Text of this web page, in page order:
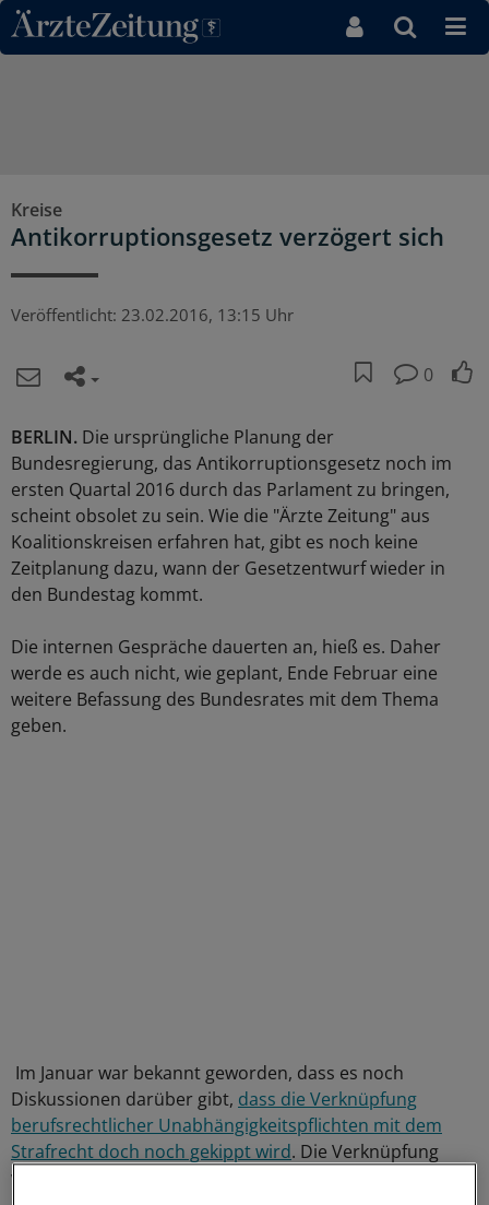
Direkt zum Inhaltsbereich
Kreise
Antikorruptionsgesetz verzögert sich
Veröffentlicht: 23.02.2016, 13:15 Uhr
0
BERLIN. Die ursprüngliche Planung der
Bundesregierung, das Antikorruptionsgesetz noch im
ersten Quartal 2016 durch das Parlament zu bringen,
scheint obsolet zu sein. Wie die "Ärzte Zeitung" aus
Koalitionskreisen erfahren hat, gibt es noch keine
Zeitplanung dazu, wann der Gesetzentwurf wieder in
den Bundestag kommt.
Die internen Gespräche dauerten an, hieß es. Daher
werde es auch nicht, wie geplant, Ende Februar eine
weitere Befassung des Bundesrates mit dem Thema
geben.
Im Januar war bekannt geworden, dass es noch
Diskussionen darüber gibt, dass die Verknüpfung
berufsrechtlicher Unabhängigkeitspflichten mit dem
Strafrecht doch noch gekippt wird. Die Verknüpfung
wird vor allem